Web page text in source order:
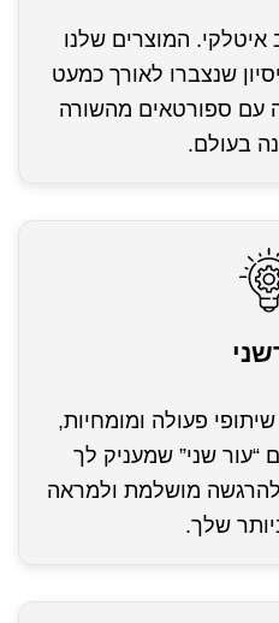
איטלקי. המוצרים שלנו
שנצברו לאורך כמעט
עם ספורטאים מהשורה
בעולם.
פעולה ומומחיות,
“עור שני” שמעניק לך
להרגשה מושלמת ולמראה
שלך.